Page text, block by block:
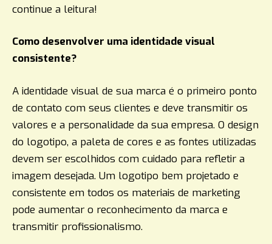
continue a leitura!
Como desenvolver uma identidade visual
consistente?
A identidade visual de sua marca é o primeiro ponto
de contato com seus clientes e deve transmitir os
valores e a personalidade da sua empresa. O design
do logotipo, a paleta de cores e as fontes utilizadas
devem ser escolhidos com cuidado para refletir a
imagem desejada. Um logotipo bem projetado e
consistente em todos os materiais de marketing
pode aumentar o reconhecimento da marca e
transmitir profissionalismo.